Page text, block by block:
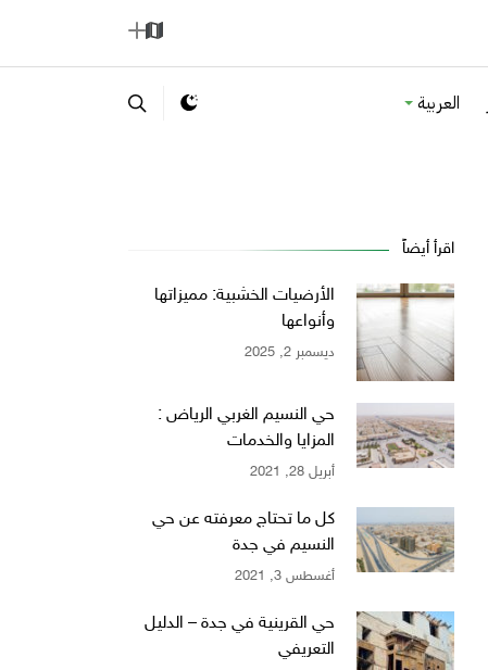
ا
ا
العربية
اقرأ أيضاً
الأرضيات الخشبية: مميزاتها
وأنواعها
ديسمبر 2, 2025
حي النسيم الغربي الرياض :
المزايا والخدمات
أبريل 28, 2021
كل ما تحتاج معرفته عن حي
النسيم في جدة
أغسطس 3, 2021
حي القرينية في جدة – الدليل
التعريفي